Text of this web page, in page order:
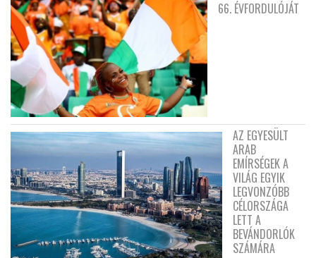
66. ÉVFORDULÓJÁT
AZ EGYESÜLT
ARAB
EMÍRSÉGEK A
VILÁG EGYIK
LEGVONZÓBB
CÉLORSZÁGA
LETT A
BEVÁNDORLÓK
SZÁMÁRA